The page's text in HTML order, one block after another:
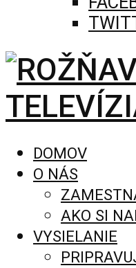
DOMOV
O NÁS
AKO SI
VYSIELANIE